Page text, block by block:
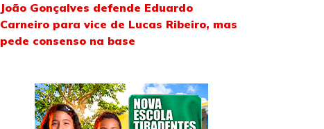
João Gonçalves defende Eduardo
Carneiro para vice de Lucas Ribeiro, mas
pede consenso na base